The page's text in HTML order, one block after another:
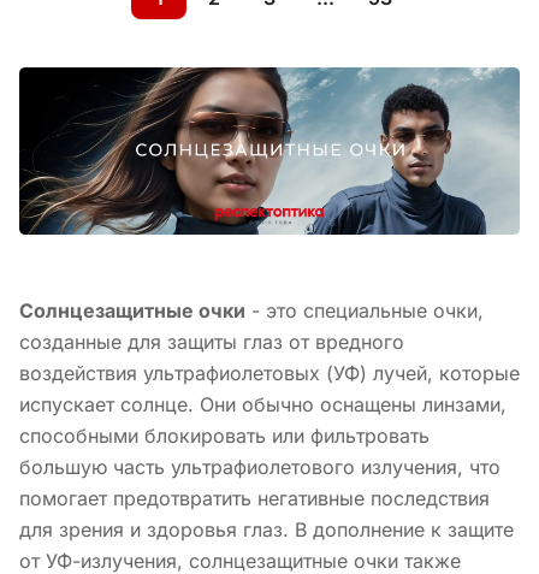
Солнцезащитные очки - это специальные очки,
созданные для защиты глаз от вредного
воздействия ультрафиолетовых (УФ) лучей, которые
испускает солнце. Они обычно оснащены линзами,
способными блокировать или фильтровать
большую часть ультрафиолетового излучения, что
помогает предотвратить негативные последствия
для зрения и здоровья глаз. В дополнение к защите
от УФ-излучения, солнцезащитные очки также